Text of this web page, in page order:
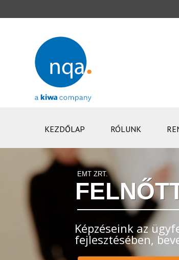
KEZDŐLAP RÓLUNK
EMT ZRT.
Képzéseink az
fejlesztésében,